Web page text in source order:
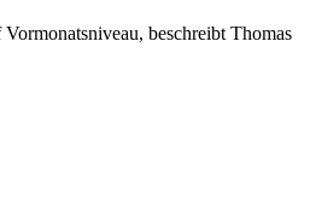
beschreibt Thomas